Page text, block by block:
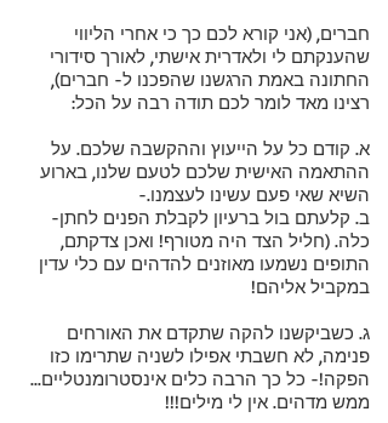
חברים, (אני קורא לכם כך כי אחרי הליווי
שהענקתם לי ולאדרית אישתי, לאורך סידורי
החתונה באמת הרגשנו שהפכנו ל- חברים),
רצינו מאד לומר לכם תודה רבה על הכל:
א. קודם כל על הייעוץ וההקשבה שלכם. על
ההתאמה האישית שלכם לטעם שלנו, בארוע
השיא שאי פעם עשינו לעצמנו.-
ב. קלעתם בול ברעיון לקבלת הפנים לחתן-
כלה. (חליל הצד היה מטורף! ואכן צדקתם,
התופים נשמעו מאוזנים להדהים עם כלי עדין
במקביל אליהם!
ג. כשביקשנו להקה שתקדם את האורחים
פנימה, לא חשבתי אפילו לשניה שתרימו כזו
הפקה!- כל כך הרבה כלים אינסטרומנטליים...
ממש מדהים. אין לי מילים!!!